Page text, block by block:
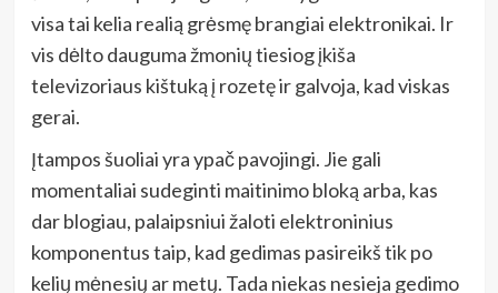
visa tai kelia realią grėsmę brangiai elektronikai. Ir
vis dėlto dauguma žmonių tiesiog įkiša
televizoriaus kištuką į rozetę ir galvoja, kad viskas
gerai.
Įtampos šuoliai yra ypač pavojingi. Jie gali
momentaliai sudeginti maitinimo bloką arba, kas
dar blogiau, palaipsniui žaloti elektroninius
komponentus taip, kad gedimas pasireikš tik po
kelių mėnesių ar metų. Tada niekas nesieja gedimo